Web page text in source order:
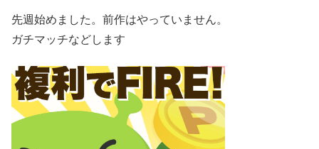
先週始めました。前作はやっていません。
ガチマッチなどします